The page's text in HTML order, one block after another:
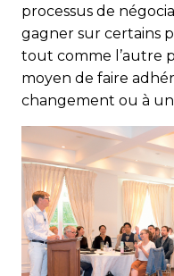
processus de
gagner sur certains
tout comme l’autre
moyen de faire
changement ou à